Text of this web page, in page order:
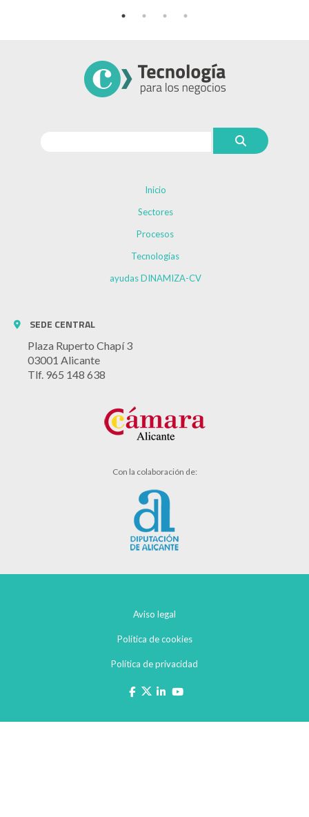
Inicio
Sectores
Procesos
Tecnologías
ayudas DINAMIZA-CV
SEDE CENTRAL
Plaza Ruperto Chapí 3
03001 Alicante
Tlf. 965 148 638
Con la colaboración de:
Aviso legal
Política de cookies
Política de privacidad